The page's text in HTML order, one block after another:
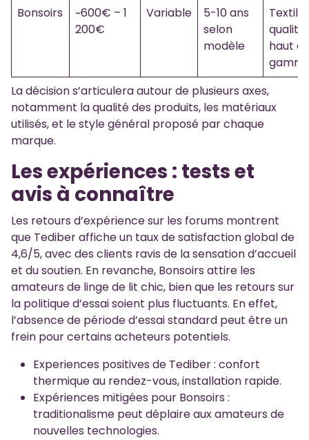
Bonsoirs
~600€ – 1
200€
Variable
5-10 ans
selon
modèle
haut
La décision s’articulera autour de plusieurs axes,
notamment la qualité des produits, les matériaux
utilisés, et le style général proposé par chaque
marque.
Les expériences : tests et
avis à connaître
Les retours d’expérience sur les forums montrent
que Tediber affiche un taux de satisfaction global de
4,6/5, avec des clients ravis de la sensation d’accueil
et du soutien. En revanche, Bonsoirs attire les
amateurs de linge de lit chic, bien que les retours sur
la politique d’essai soient plus fluctuants. En effet,
l’absence de période d’essai standard peut être un
frein pour certains acheteurs potentiels.
Experiences positives de Tediber : confort
thermique au rendez-vous, installation rapide.
Expériences mitigées pour Bonsoirs :
traditionalisme peut déplaire aux amateurs de
nouvelles technologies.